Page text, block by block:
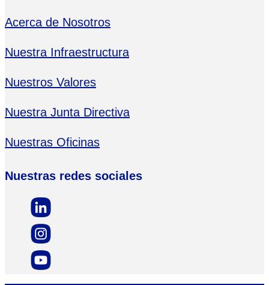
Acerca de Nosotros
Nuestra Infraestructura
Nuestros Valores
Nuestra Junta Directiva
Nuestras Oficinas
Nuestras redes sociales